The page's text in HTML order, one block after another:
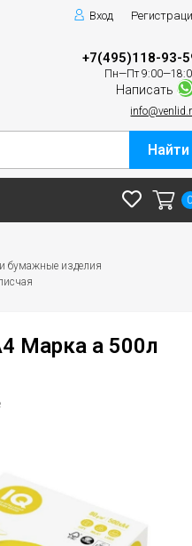
Вход
+7(495)118-93-
Пн—Пт
Написать
Найти
бумажные изделия
Марка а 500л